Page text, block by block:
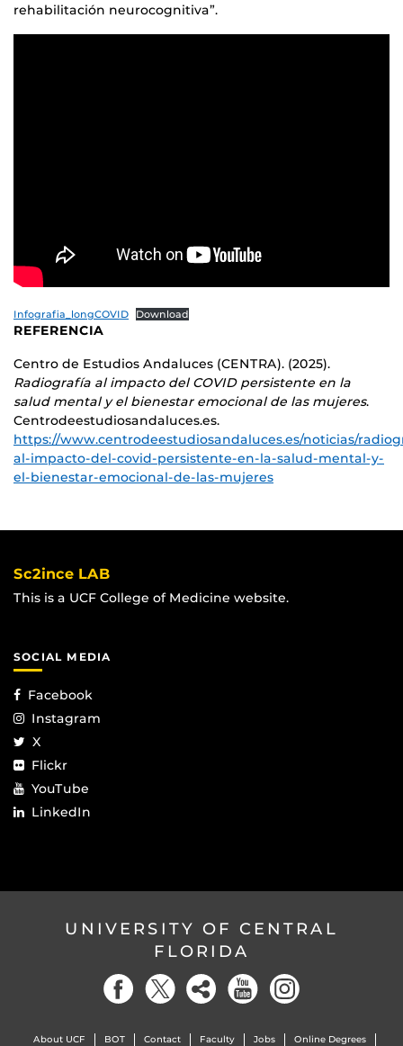
rehabilitación neurocognitiva”.
Infografia_longCOVID Download
REFERENCIA
Centro de Estudios Andaluces (CENTRA). (2025).
Radiografía al impacto del COVID persistente en la
salud mental y el bienestar emocional de las mujeres.
Centrodeestudiosandaluces.es.
https://www.centrodeestudiosandaluces.es/noticias/
al-impacto-del-covid-persistente-en-la-salud-mental-y-
el-bienestar-emocional-de-las-mujeres
Sc2ince LAB
This is a UCF College of Medicine website.
SOCIAL MEDIA
Facebook
Instagram
X
Flickr
YouTube
LinkedIn
UNIVERSITY OF CENTRAL
FLORIDA
About UCF BOT Contact Faculty Jobs Online Degrees